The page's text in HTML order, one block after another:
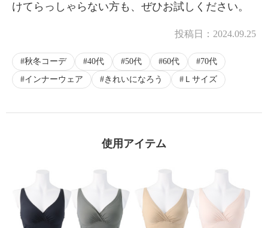
けてらっしゃらない方も、ぜひお試しください。
投稿日： 2024.09.25
秋冬コーデ 40代 50代 60代
70代
インナーウェア
きれいになろう Ｌサイズ
使用アイテム